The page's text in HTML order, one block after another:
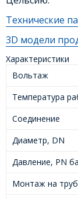
Технические
3D модели
Характеристики
Вольтаж
Температура
Соединение
Диаметр, DN
Давление, PN
Монтаж на